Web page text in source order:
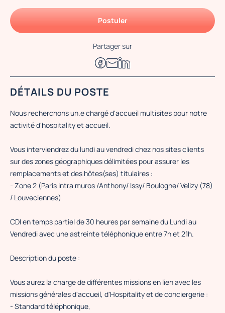
Postuler
Partager sur
DÉTAILS DU POSTE
Nous recherchons un.e chargé d'accueil multisites pour notre
activité d'hospitality et accueil.
Vous interviendrez du lundi au vendredi chez nos sites clients
sur des zones géographiques délimitées pour assurer les
remplacements et des hôtes(ses) titulaires :
- Zone 2 (Paris intra muros /Anthony/ Issy/ Boulogne/ Velizy (78)
/ Louveciennes)
CDI en temps partiel de 30 heures par semaine du Lundi au
Vendredi avec une astreinte téléphonique entre 7h et 21h.
Description du poste :
Vous aurez la charge de différentes missions en lien avec les
missions générales d'accueil, d'Hospitality et de conciergerie :
- Standard téléphonique,